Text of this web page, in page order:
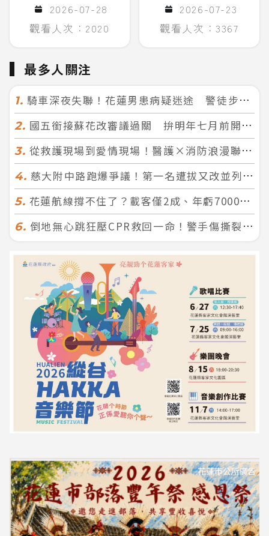
2026-07-28
觀看人次：2020
2026-07-23
觀看人次：3367
最多人關注
1. 騎車深夜失聯！花蓮男患病疑迷途 警徒步百米急尋救回一命
2. 國五銜接蘇花改審議過關 拚明年七月前開工！台北花蓮2小時生活圈成形
3. 從救護現場到愛情現場！醫護×消防浪漫聯誼 32人配對成功5對
4. 慈大附中路跑爆爭議！第一名遭拔又改並列 家長怒：難以接受
5. 花蓮航線撐不住了？載客僅2成、年虧7000萬 華信喊：真的快飛不下去
6. 倒地無心跳狂壓CPR救回一命！警手傷撕裂仍不放手 竟救到藝人何篤霖哥哥